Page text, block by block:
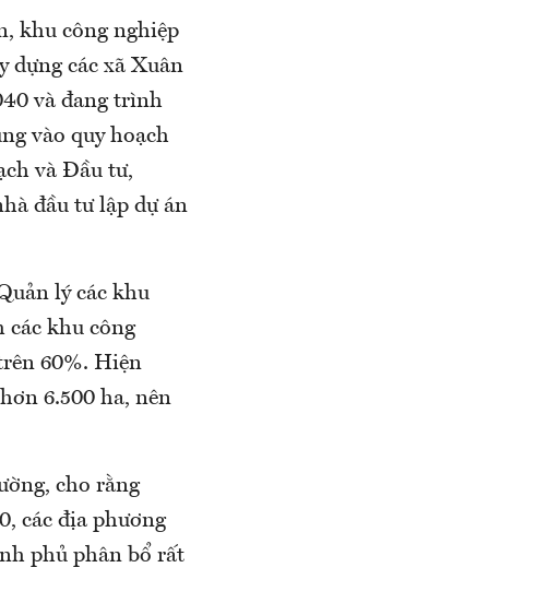
khu công nghiệp
dựng các xã Xuân
và đang trình
vào quy hoạch
và Đầu tư,
đầu tư lập dự án
lý các khu
các khu công
60%. Hiện
6.500 ha, nên
cho rằng
các địa phương
phủ phân bổ rất